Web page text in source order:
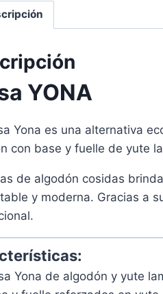
YONA
Yona es una alternativa
con base y fuelle de yute
de algodón cosidas
y moderna. Gracias a
Yona de algodón y yute